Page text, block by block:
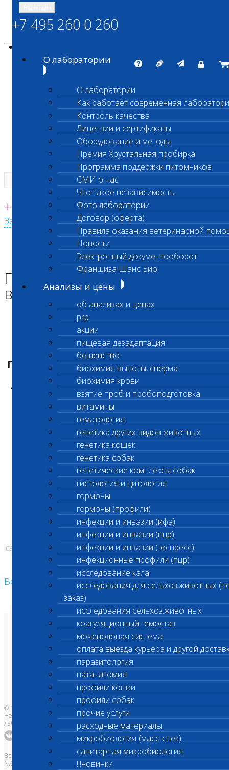
ШАНС БИО
Независимая ветеринарная лаборатория
Единая круглосуточная справочная
+7 495 260 0 260
Заказать звонок с сайта
+7 495 260 0 260
О лаборатории
О лаборатории
Как работает современная
Контроль качества
Лицензии и сертификаты
Оборудование и методы
Премия Хрустальная пробирка
Программа поддержки питомников
СМИ о нас
Что такое независимость
Фото лаборатории
Договор (оферта)
Правила оказания ветеринарной
Новости
Электронный документооборот
Франшиза Шанс Био
Анализы и цены
об анализах и ценах
prp
акции
пищевая дезадаптация
бешенство
биохимия выпоты, сперма
биохимия крови
взятие проб и пробоподготовка
витамины
гематология
генетика других видов животных
генетика кошек
генетика собак
генетические комплексы собак
гистология и цитология
гормоны
гормоны (профили)
инфекции и инвазии (ифа)
инфекции и инвазии (пцр)
инфекции и инвазии (экспресс)
инфекционные профили (пцр)
исследование кала
исследования для сельхоз.животных
заказ)
исследования сельхоз.животных
коагуляционный гемостаз
мочеполовая система
оплата выезда курьера и другой
паразитология
патанатомия
профили кошки
профили собак
прочие услуги
расходные материалы
микробиология (масс-спек)
санитарная микробиология
!!!новинки
Главная страница
Приостановлено выполнение исследования
Приостановлено
выполнение исследования
Уважаемые клиенты лаборатории!
Приостановлено выполнение исследования
Лекарственный мониторинг (код 961, 962) .
О возобновлении
исследования будет
сообщено дополнительно
С уважением,
Администрация ООО «Шанс Био»
03.07.2026
Возврат к списку
О лаборатории
Анализы и цены
Ветеринарные центры
Владельцам
Врачам и клиникам
Бланки лаборатории
Банк донорской крови
Адреса лабораторий
© 1996-2026
Независимая ветеринарная
лаборатория Шанс Био
Все права защищены и охраняются законом. Товарный знак
№395740 от 2008 г. ООО "ШАНС БИО"